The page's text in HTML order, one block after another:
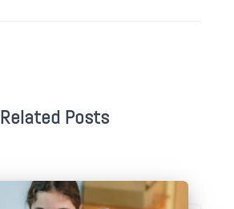
Related Posts